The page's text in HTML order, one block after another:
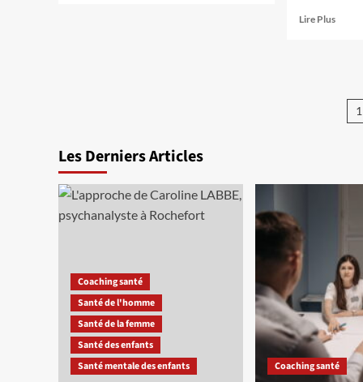
Lire PlusEn
et
1
Les Derniers Articles
Coaching santé
Santé de l'homme
Santé de la femme
Santé des enfants
Santé mentale des enfants
Coaching santé